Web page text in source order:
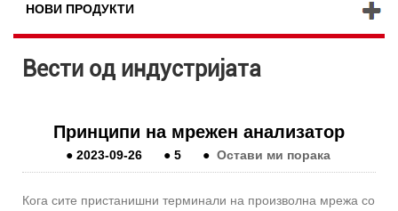
НОВИ ПРОДУКТИ
Вести од индустријата
Принципи на мрежен анализатор
●2023-09-26 ●5 ● Остави ми порака
Кога сите пристанишни терминали на произволна мрежа со